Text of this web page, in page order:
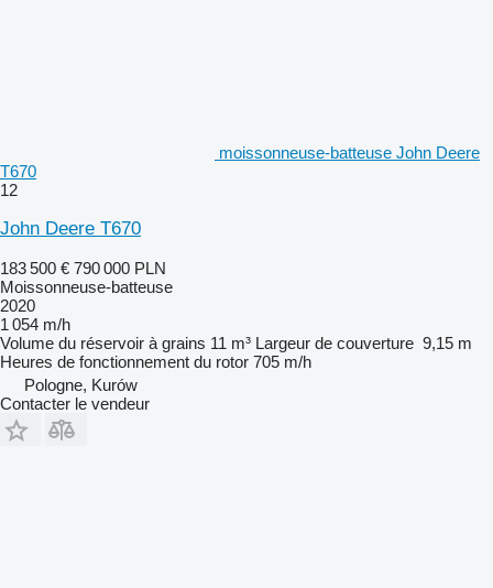
moissonneuse-batteuse John Deere
T670
12
John Deere T670
183 500 € 790 000 PLN
Moissonneuse-batteuse
2020
1 054 m/h
Volume du réservoir à grains 11 m³ Largeur de couverture 9,15 m
Heures de fonctionnement du rotor 705 m/h
Pologne, Kurów
Contacter le vendeur